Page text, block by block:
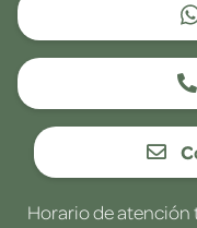
Horario de atención